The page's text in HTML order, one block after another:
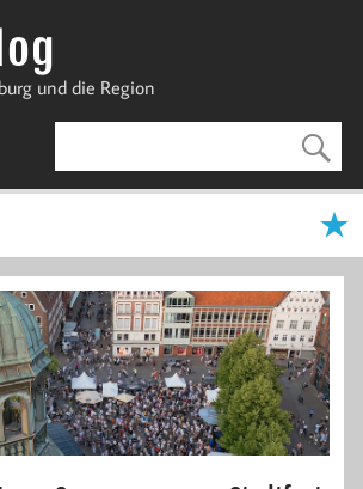
und die Region